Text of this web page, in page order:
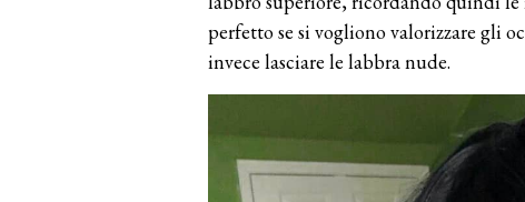
perfetto se si vogliono valorizzare gli
invece lasciare le labbra nude.